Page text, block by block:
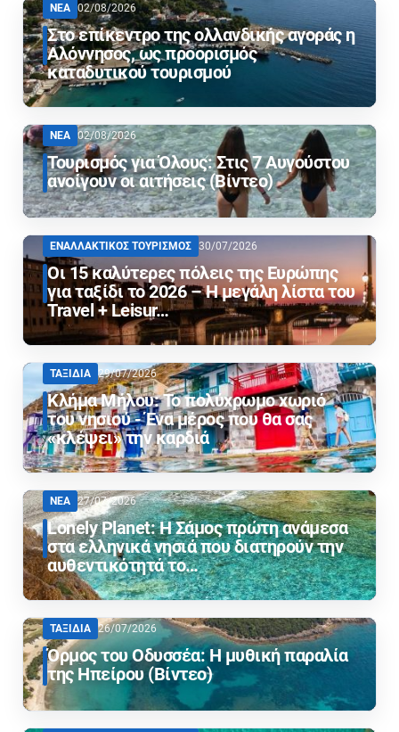
ΝΕΑ 02/08/2026
Στο επίκεντρο της ολλανδικής αγοράς η
Αλόννησος, ως προορισμός
καταδυτικού τουρισμού
ΝΕΑ 02/08/2026
Τουρισμός για Όλους: Στις 7 Αυγούστου
ανοίγουν οι αιτήσεις (Βίντεο)
ΕΝΑΛΛΑΚΤΙΚΟΣ ΤΟΥΡΙΣΜΟΣ 30/07/2026
Οι 15 καλύτερες πόλεις της Ευρώπης
για ταξίδι το 2026 – Η μεγάλη λίστα του
Travel + Leisur…
ΤΑΞΙΔΙΑ 29/07/2026
Κλήμα Μήλου: Το πολύχρωμο χωριό
του νησιού - Ένα μέρος που θα σας
«κλέψει» την καρδιά
ΝΕΑ 27/07/2026
Lonely Planet: Η Σάμος πρώτη ανάμεσα
στα ελληνικά νησιά που διατηρούν την
αυθεντικότητά το…
ΤΑΞΙΔΙΑ 26/07/2026
Όρμος του Οδυσσέα: Η μυθική παραλία
της Ηπείρου (Βίντεο)